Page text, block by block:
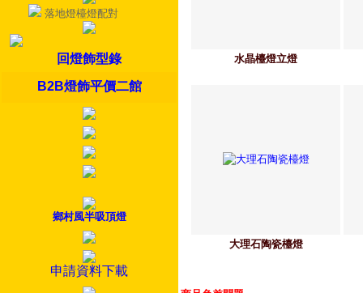
落地燈檯燈配對
回燈飾型錄
B2B燈飾平價二館
鄉村風半吸頂燈
申請資料下載
水晶檯燈立燈
大理石陶瓷檯燈